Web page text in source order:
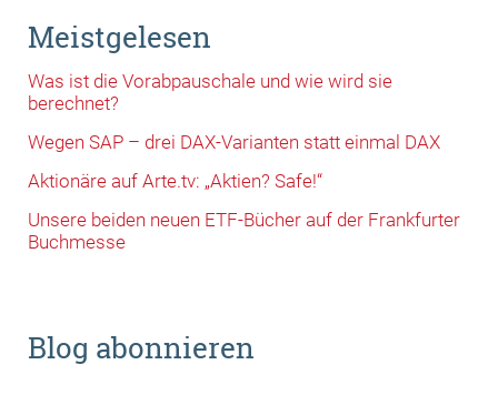
Meistgelesen
Was ist die Vorabpauschale und wie wird sie
berechnet?
Wegen SAP – drei DAX-Varianten statt einmal DAX
Aktionäre auf Arte.tv: „Aktien? Safe!“
Unsere beiden neuen ETF-Bücher auf der Frankfurter
Buchmesse
Blog abonnieren